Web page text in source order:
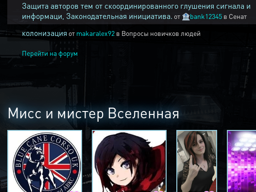
Защита авторов тем от скоординированного глушения сигнала и
информаци, Законодательная инициатива. от 🏦bank12345 в Сенат
колонизация от makaralex92 в Вопросы новичков людей
Перейти на форум
Мисс и мистер Вселенная